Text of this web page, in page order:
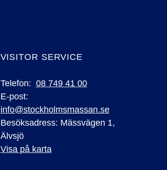
VISITOR SERVICE
Telefon: 08 749 41 00
E-post:
info@stockholmsmassan.se
Besöksadress: Mässvägen 1,
Älvsjö
Visa på karta